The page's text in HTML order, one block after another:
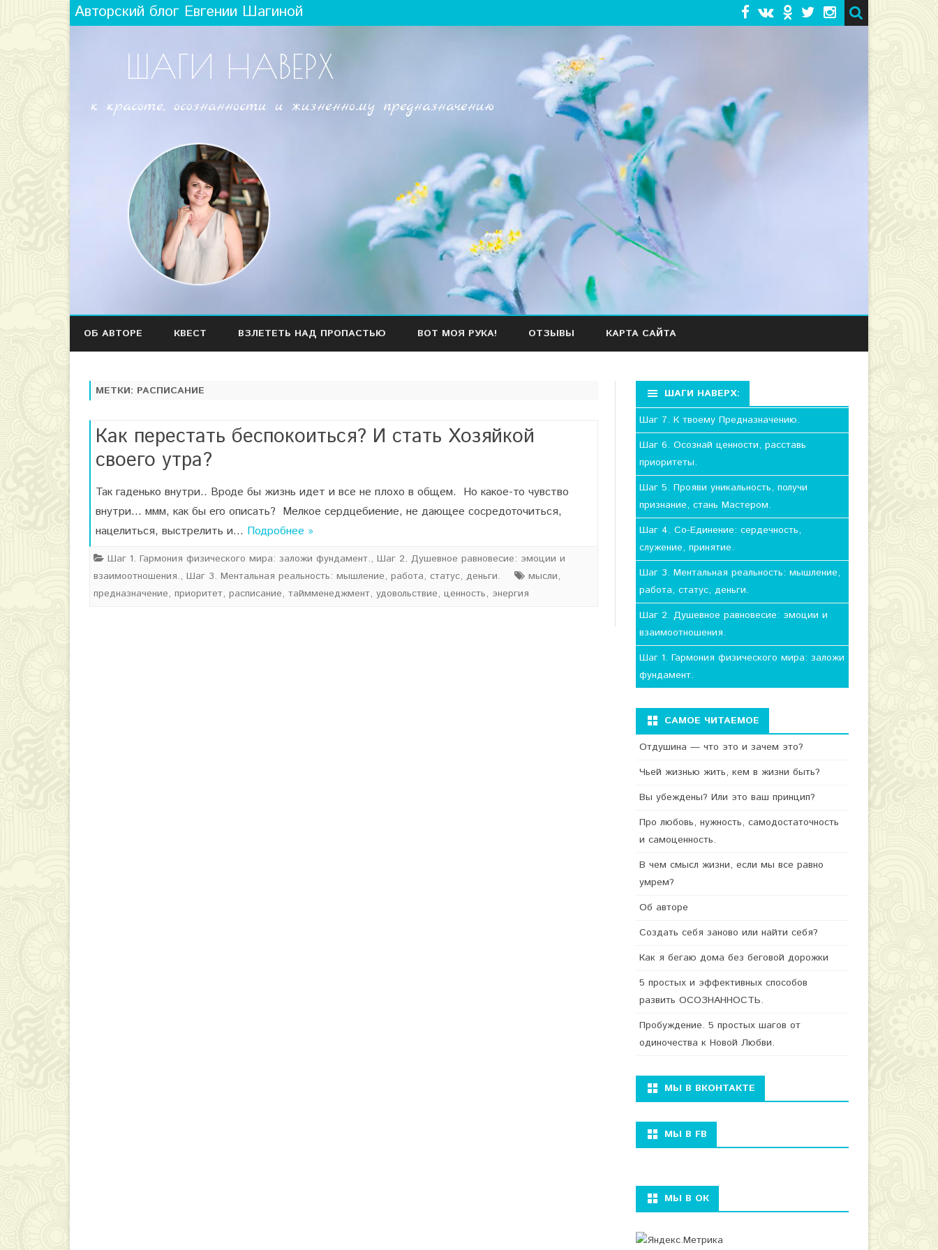
Авторский блог Евгении Шагиной
ШАГИ НАВЕРХ
к красоте, осознанности и жизненному предназначению
Наверх
ОБ АВТОРЕ КВЕСТ ВЗЛЕТЕТЬ НАД ПРОПАСТЬЮ ВОТ МОЯ РУКА! ОТЗЫВЫ КАРТА САЙТА
МЕТКИ: РАСПИСАНИЕ
Как перестать беспокоиться? И стать Хозяйкой
своего утра?
Так гаденько внутри.. Вроде бы жизнь идет и все не плохо в общем. Но какое-то чувство
внутри… ммм, как бы его описать? Мелкое сердцебиение, не дающее сосредоточиться,
нацелиться, выстрелить и… Подробнее »
Шаг 1. Гармония физического мира: заложи фундамент., Шаг 2. Душевное равновесие: эмоции и
взаимоотношения., Шаг 3. Ментальная реальность: мышление, работа, статус, деньги. мысли,
предназначение, приоритет, расписание, таймменеджмент, удовольствие, ценность, энергия
ШАГИ НАВЕРХ:
Шаг 7. К твоему Предназначению.
Шаг 6. Осознай ценности, расставь
приоритеты.
Шаг 5. Прояви уникальность, получи
признание, стань Мастером.
Шаг 4. Со-Единение: сердечность,
служение, принятие.
Шаг 3. Ментальная реальность: мышление,
работа, статус, деньги.
Шаг 2. Душевное равновесие: эмоции и
взаимоотношения.
Шаг 1. Гармония физического мира: заложи
фундамент.
САМОЕ ЧИТАЕМОЕ
Отдушина — что это и зачем это?
Чьей жизнью жить, кем в жизни быть?
Вы убеждены? Или это ваш принцип?
Про любовь, нужность, самодостаточность
и самоценность.
В чем смысл жизни, если мы все равно
умрем?
Об авторе
Создать себя заново или найти себя?
Как я бегаю дома без беговой дорожки
5 простых и эффективных способов
развить ОСОЗНАННОСТЬ.
Пробуждение. 5 простых шагов от
одиночества к Новой Любви.
МЫ В ВКОНТАКТЕ
МЫ В FB
МЫ В ОК